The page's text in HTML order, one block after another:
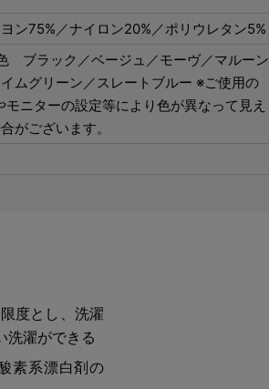
ン75%／ナイロン20%／ポリウレタン5%
ブラック／ベージュ／モーヴ／マルーン
ムグリーン／スレートブルー ※ご使用の
モニターの設定等により色が異なって見え
がございます。
度とし、洗濯
洗濯ができる
素系漂白剤の